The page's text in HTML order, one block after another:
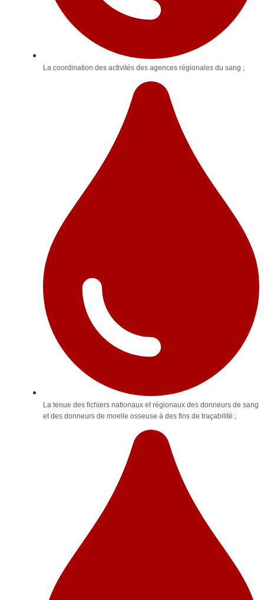
La coordination des activités des agences régionales du sang ;
La tenue des fichiers nationaux et régionaux des donneurs de sang
et des donneurs de moelle osseuse à des fins de traçabilité ;